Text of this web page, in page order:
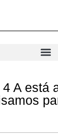
A está